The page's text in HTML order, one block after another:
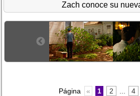
Zach conoce su
Página « 1 2 4